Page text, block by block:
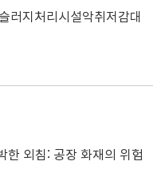
러지처리시설악취저감대
한 외침: 공장 화재의 위험